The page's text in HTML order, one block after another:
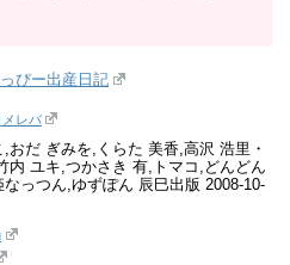
ぴー出産日記
メレバ
おだ ぎみを,くらた 美香,高沢 浩里・
内 ユキ,つかさき 有,トマコ,どんどん
なっつん,ゆずぽん 辰巳出版 2008-10-